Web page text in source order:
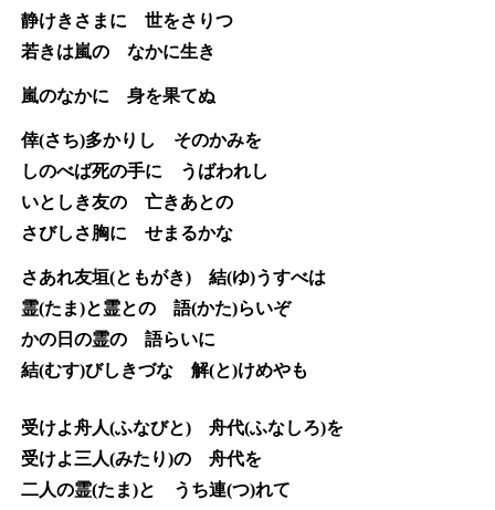
静けきさまに 世をさりつ
若きは嵐の なかに生き
嵐のなかに 身を果てぬ
倖(さち)多かりし そのかみを
しのべば死の手に うばわれし
いとしき友の 亡きあとの
さびしさ胸に せまるかな
さあれ友垣(ともがき) 結(ゆ)うすべは
霊(たま)と霊との 語(かた)らいぞ
かの日の霊の 語らいに
結(むす)びしきづな 解(と)けめやも
受けよ舟人(ふなびと) 舟代(ふなしろ)を
受けよ三人(みたり)の 舟代を
二人の霊(たま)と うち連(つ)れて